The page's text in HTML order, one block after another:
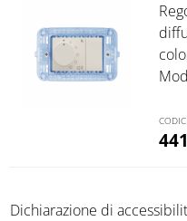
Dichiarazione di